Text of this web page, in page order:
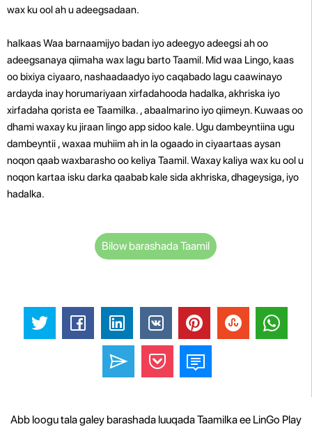
wax ku ool ah u adeegsadaan.
halkaas Waa barnaamijyo badan iyo adeegyo adeegsi ah oo
adeegsanaya qiimaha wax lagu barto Taamil. Mid waa Lingo, kaas
oo bixiya ciyaaro, nashaadaadyo iyo caqabado lagu caawinayo
ardayda inay horumariyaan xirfadahooda hadalka, akhriska iyo
xirfadaha qorista ee Taamilka. , abaalmarino iyo qiimeyn. Kuwaas oo
dhami waxay ku jiraan lingo app sidoo kale. Ugu dambeyntiina ugu
dambeyntii , waxaa muhiim ah in la ogaado in ciyaartaas aysan
noqon qaab waxbarasho oo keliya Taamil. Waxay kaliya wax ku ool u
noqon kartaa isku darka qaabab kale sida akhriska, dhageysiga, iyo
hadalka.
Bilow barashada Taamil
Abb loogu tala galey barashada luuqada Taamilka ee LinGo Play